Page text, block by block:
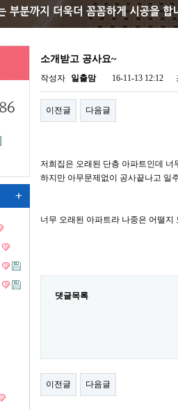
소개받고 공사요~
작성자 일출맘 16-11-13 12:12
이전글 다음글
저희집은 오래된 단층 아파트인데
하지만 아무문제없이 공사끝나고 일
너무 오래된 아파트라 나중은 어떨
댓글목록
이전글 다음글